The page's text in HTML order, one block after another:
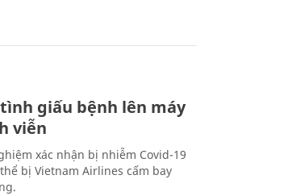
giấu bệnh lên máy
viễn
xác nhận bị nhiễm Covid-19
bị Vietnam Airlines cấm bay